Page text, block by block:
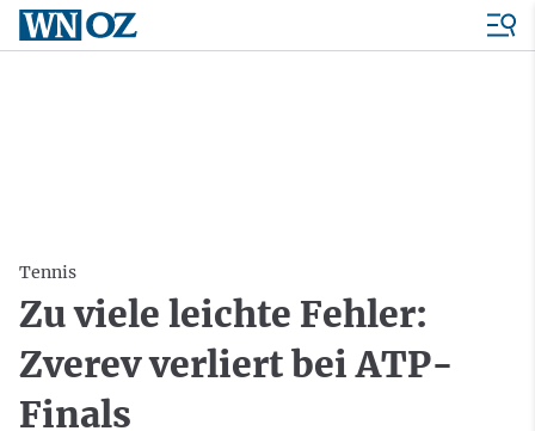
Tennis
Zu viele leichte Fehler:
Zverev verliert bei ATP-
Finals